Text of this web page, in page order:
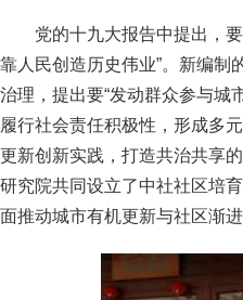
党的十九大报告中提出，
靠人民创造历史伟业”。新编制
治理，提出要“发动群众参与城
履行社会责任积极性，形成多
更新创新实践，打造共治共享
研究院共同设立了中社社区培
面推动城市有机更新与社区渐进